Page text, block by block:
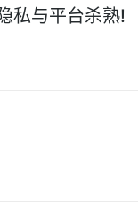
私与平台杀熟!